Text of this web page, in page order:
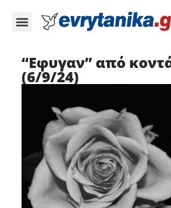
“Εφυγαν” από
(6/9/24)